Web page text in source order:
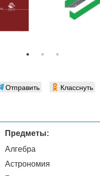
Отправить Класснуть
Предметы:
Алгебра
Астрономия